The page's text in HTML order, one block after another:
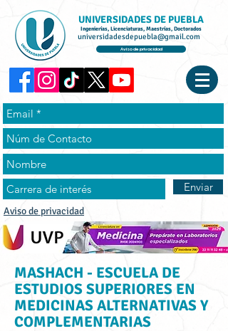
UNIVERSIDADES DE PUEBLA
Ingenierías, Licenciaturas, Maestrías, Doctorados
universidadesdepuebla@gmail.com
Aviso de privacidad
Enviar
Aviso de privacidad
MASHACH - ESCUELA DE
ESTUDIOS SUPERIORES EN
MEDICINAS ALTERNATIVAS Y
COMPLEMENTARIAS